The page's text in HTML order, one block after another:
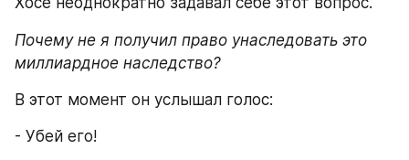
Почему не я получил право унаследовать это
миллиардное наследство?
В этот момент он услышал голос:
- Убей его!